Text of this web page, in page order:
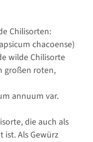
Chilisorten:
chacoense)
wilde Chilisorte
großen roten,
annuum var.
die auch als
ist. Als Gewürz